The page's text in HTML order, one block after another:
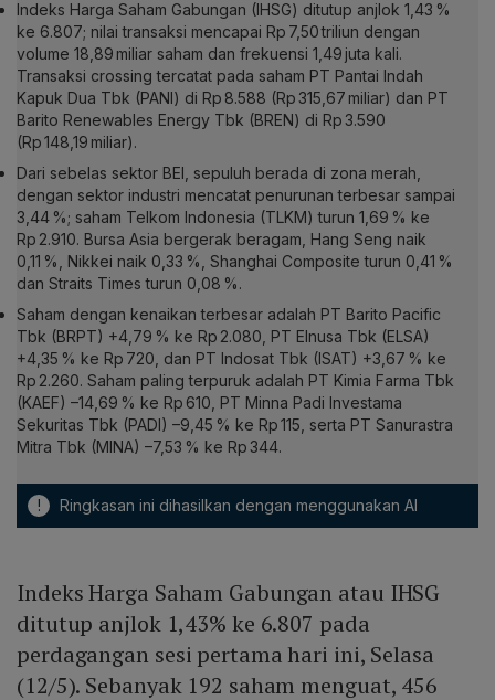
Indeks Harga Saham Gabungan (IHSG) ditutup anjlok 1,43 %
ke 6.807; nilai transaksi mencapai Rp 7,50 triliun dengan
volume 18,89 miliar saham dan frekuensi 1,49 juta kali.
Transaksi crossing tercatat pada saham PT Pantai Indah
Kapuk Dua Tbk (PANI) di Rp 8.588 (Rp 315,67 miliar) dan PT
Barito Renewables Energy Tbk (BREN) di Rp 3.590
(Rp 148,19 miliar).
Dari sebelas sektor BEI, sepuluh berada di zona merah,
dengan sektor industri mencatat penurunan terbesar sampai
3,44 %; saham Telkom Indonesia (TLKM) turun 1,69 % ke
Rp 2.910. Bursa Asia bergerak beragam, Hang Seng naik
0,11 %, Nikkei naik 0,33 %, Shanghai Composite turun 0,41 %
dan Straits Times turun 0,08 %.
Saham dengan kenaikan terbesar adalah PT Barito Pacific
Tbk (BRPT) +4,79 % ke Rp 2.080, PT Elnusa Tbk (ELSA)
+4,35 % ke Rp 720, dan PT Indosat Tbk (ISAT) +3,67 % ke
Rp 2.260. Saham paling terpuruk adalah PT Kimia Farma Tbk
(KAEF) –14,69 % ke Rp 610, PT Minna Padi Investama
Sekuritas Tbk (PADI) –9,45 % ke Rp 115, serta PT Sanurastra
Mitra Tbk (MINA) –7,53 % ke Rp 344.
! Ringkasan ini dihasilkan dengan menggunakan AI
Indeks Harga Saham Gabungan atau IHSG
ditutup anjlok 1,43% ke 6.807 pada
perdagangan sesi pertama hari ini, Selasa
(12/5). Sebanyak 192 saham menguat, 456